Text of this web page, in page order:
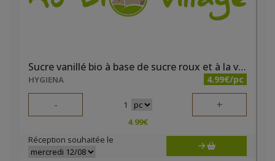
Sucre vanillé bio à base de sucre roux et à la véritable vanille bourbon 5x8g
HYGIENA 4.99€/pc
- 1 +
4.99€
Réception souhaitée le